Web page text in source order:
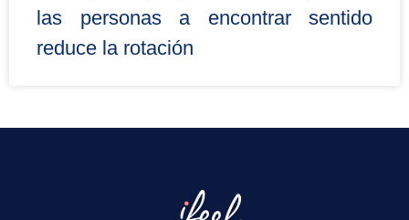
las personas a encontrar sentido
reduce la rotación